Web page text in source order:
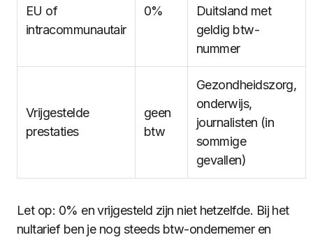
EU of
intracommunautair
0%
Duitsland met
geldig btw-
nummer
Vrijgestelde
prestaties
geen
btw
Gezondheidszorg,
onderwijs,
journalisten (in
sommige
gevallen)
Let op: 0% en vrijgesteld zijn niet hetzelfde. Bij het
nultarief ben je nog steeds btw-ondernemer en